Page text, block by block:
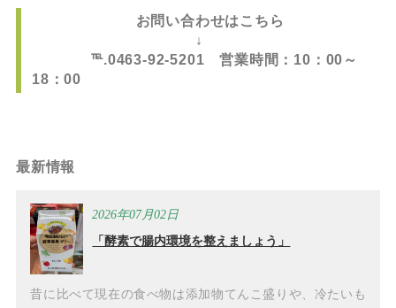
お問い合わせはこちら
↓
℡.0463-92-5201 営業時間：10：00～
18：00
最新情報
2026年07月02日
「酵素で腸内環境を整えましょう」
昔に比べて現在の食べ物は添加物てんこ盛りや、冷たいも